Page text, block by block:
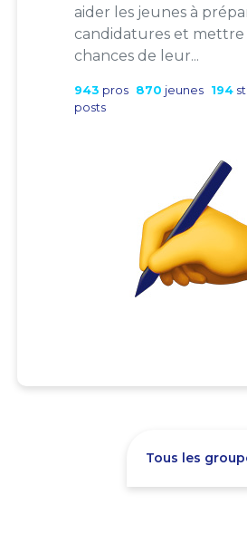
aider les jeunes à
candidatures et
chances de leur...
943 pros 870 jeunes 194
posts
Tous les